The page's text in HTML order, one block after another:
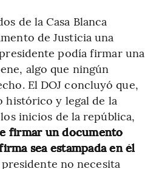
de la Casa Blanca
de Justicia una
podía firmar una
algo que ningún
El DOJ concluyó que,
histórico y legal de la
inicios de la república,
firmar un documento
sea estampada en él
presidente no necesita